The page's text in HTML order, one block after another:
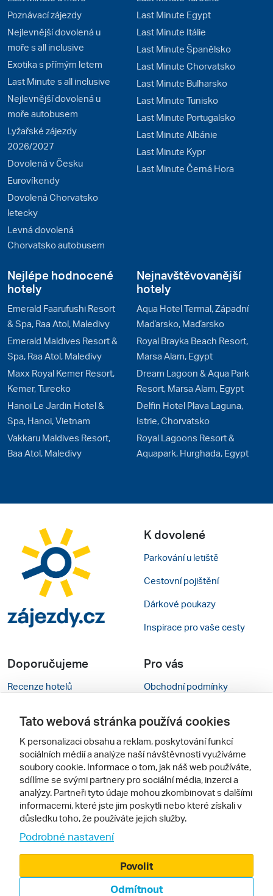
Poznávací zájezdy
Nejlevnější dovolená u
moře s all inclusive
Exotika s přímým letem
Last Minute s all inclusive
Nejlevnější dovolená u
moře autobusem
Lyžařské zájezdy
2026/2027
Dovolená v Česku
Eurovíkendy
Dovolená Chorvatsko
letecky
Levná dovolená
Chorvatsko autobusem
Last Minute Egypt
Last Minute Itálie
Last Minute Španělsko
Last Minute Chorvatsko
Last Minute Bulharsko
Last Minute Tunisko
Last Minute Portugalsko
Last Minute Albánie
Last Minute Kypr
Last Minute Černá Hora
Nejlépe hodnocené
hotely
Emerald Faarufushi Resort
& Spa, Raa Atol, Maledivy
Emerald Maldives Resort &
Spa, Raa Atol, Maledivy
Maxx Royal Kemer Resort,
Kemer, Turecko
Hanoi Le Jardin Hotel &
Spa, Hanoi, Vietnam
Vakkaru Maldives Resort,
Baa Atol, Maledivy
Nejnavštěvovanější
hotely
Aqua Hotel Termal, Západní
Maďarsko, Maďarsko
Royal Brayka Beach Resort,
Marsa Alam, Egypt
Dream Lagoon & Aqua Park
Resort, Marsa Alam, Egypt
Delfin Hotel Plava Laguna,
Istrie, Chorvatsko
Royal Lagoons Resort &
Aquapark, Hurghada, Egypt
K dovolené
Parkování u letiště
Cestovní pojištění
Dárkové poukazy
Inspirace pro vaše cesty
Doporučujeme
Recenze hotelů
Zájazdy.sk
Pro vás
Obchodní podmínky
Verze webu pro PC
Sledujte nás
© 2000 - 2026, Zájezdy.cz
Tato webová stránka používá cookies
K personalizaci obsahu a reklam, poskytování funkcí
sociálních médií a analýze naší návštěvnosti využíváme
soubory cookie. Informace o tom, jak náš web používáte,
sdílíme se svými partnery pro sociální média, inzerci a
analýzy. Partneři tyto údaje mohou zkombinovat s dalšími
informacemi, které jste jim poskytli nebo které získali v
důsledku toho, že používáte jejich služby.
Podrobné nastavení
Odmítnout
Povolit